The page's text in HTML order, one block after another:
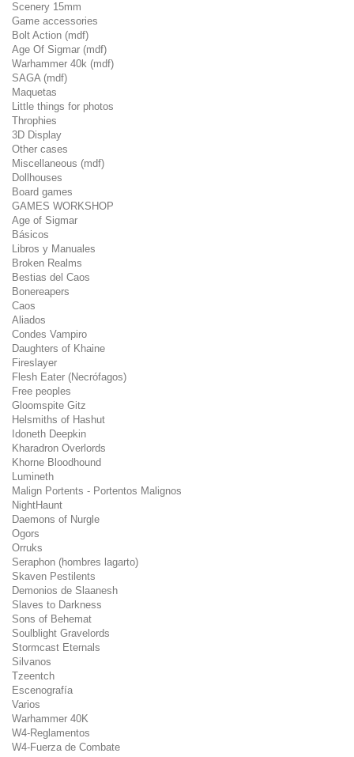
Scenery 15mm
Game accessories
Bolt Action (mdf)
Age Of Sigmar (mdf)
Warhammer 40k (mdf)
SAGA (mdf)
Maquetas
Little things for photos
Throphies
3D Display
Other cases
Miscellaneous (mdf)
Dollhouses
Board games
GAMES WORKSHOP
Age of Sigmar
Básicos
Libros y Manuales
Broken Realms
Bestias del Caos
Bonereapers
Caos
Aliados
Condes Vampiro
Daughters of Khaine
Fireslayer
Flesh Eater (Necrófagos)
Free peoples
Gloomspite Gitz
Helsmiths of Hashut
Idoneth Deepkin
Kharadron Overlords
Khorne Bloodhound
Lumineth
Malign Portents - Portentos Malignos
NightHaunt
Daemons of Nurgle
Ogors
Orruks
Seraphon (hombres lagarto)
Skaven Pestilents
Demonios de Slaanesh
Slaves to Darkness
Sons of Behemat
Soulblight Gravelords
Stormcast Eternals
Silvanos
Tzeentch
Escenografía
Varios
Warhammer 40K
W4-Reglamentos
W4-Fuerza de Combate